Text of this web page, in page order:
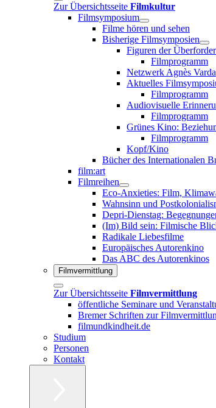
Zur Übersichtsseite Filmkultur
Filmsymposium
Filme hören und sehen
Bisherige Filmsymposien
Figuren der
Filmprogramm
Netzwerk Agnès Varda
Aktuelles
Filmprogramm
Audiovisuelle
Filmprogramm
Grünes Kino:
Filmprogramm
Kopf/Kino
Bücher des Internationalen
film:art
Filmreihen
Eco-Anxieties: Film,
Wahnsinn und
Depri-Dienstag:
(Im) Bild sein: Filmische
Radikale Liebesfilme
Europäisches Autorenkino
Das ABC des Autorenkinos
Filmvermittlung
Zur Übersichtsseite Filmvermittlung
öffentliche Seminare und
Bremer Schriften zur
filmundkindheit.de
Studium
Personen
Kontakt